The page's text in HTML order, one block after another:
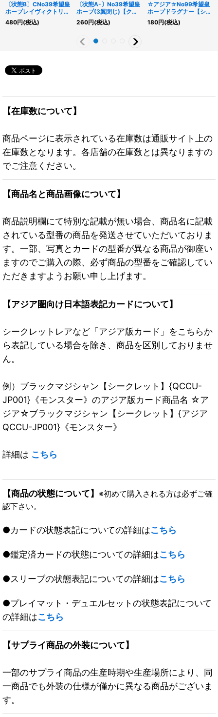
〔状態B〕CNo39希望皇
ホープレイヴィクトリー
【レリーフ】{JOTL-
JP048}《エクシーズ》
480円(税込)
〔状態A-〕No39希望皇
ホープ(3翼閉じ)【クォ
ーターセンチュリーシー
クレット】{QCAC-
260円(税込)
☆アジア☆No99希望皇
ホープドラグナー【シー
クレット】{アジア
QCCU-JP069}《エクシ
180円(税込)
【在庫数について】
商品ページに表示されている在庫数は通販サイト上の
在庫数となります。各店舗の在庫数とは異なりますの
でご注意ください。
【商品名と商品画像について】
商品説明欄にて特別な記載が無い場合、商品名に記載
されている型番の商品を発送させていただいておりま
す。一部、写真とカードの型番が異なる商品が御座い
ますのでご購入の際、必ず商品の型番をご確認してい
ただきますようお願い申し上げます。
【アジア圏向け日本語表記カードについて】
シークレットレアなど「アジア版カード」をこちらか
ら表記している場合を除き、商品を区別しておりませ
ん。
例）ブラックマジシャン【シークレット】{QCCU-
JP001}《モンスター》のアジア版カード商品名 ☆ア
ジア☆ブラックマジシャン【シークレット】{アジア
QCCU-JP001}《モンスター》
詳細は こちら
【商品の状態について】 ※初めて購入される方は必ずご確
認下さい。
●カードの状態表記についての詳細はこちら
●鑑定済カードの状態についての詳細はこちら
●スリーブの状態表記についての詳細はこちら
●プレイマット・デュエルセットの状態表記について
の詳細はこちら
【サプライ商品の外装について】
一部のサプライ商品の生産時期や生産場所により、同
一商品でも外装の仕様が僅かに異なる商品がございま
す。